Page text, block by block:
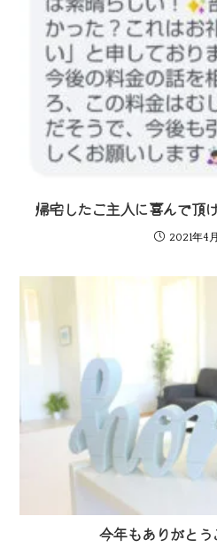
帰宅したご主人に喜んで頂
2021年4
今年もありがとう